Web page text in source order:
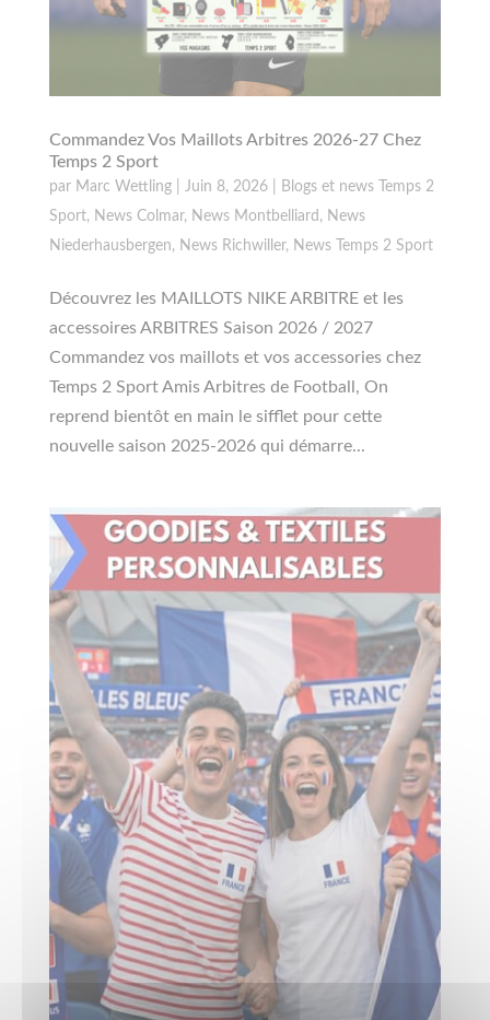
Commandez Vos Maillots Arbitres 2026-27 Chez
Temps 2 Sport
par Marc Wettling| Juin 8, 2026|
Blogs et news Temps 2
Sport, News Colmar, News Montbelliard , News
Niederhausbergen, News Richwiller, News Temps 2 Sport
Découvrez les MAILLOTS NIKE ARBITRE et les
accessoires ARBITRES Saison 2026 / 2027
Commandez vos maillots et vos accessories chez
Temps 2 Sport Amis Arbitres de Football, On
reprend bientôt en main le sifflet pour cette
nouvelle saison 2025-2026 qui démarre...